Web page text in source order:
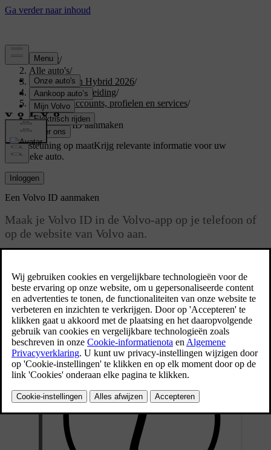
Support/
Alle auto's/
XC60 Plug-in Hybrid 2026/
Gebruikershandleiding/
Gebruikersaccounts, profielen en services/
Volvo ID/
Een Volvo ID aanmaken
Ondersteuning op maatKrijg relevante informatie voor uw
specifieke auto.
Inloggen
Een Volvo ID aanmaken
Maak je Volvo ID in de Volvo-app op je telefoon of
op de website van Volvo aan.
dan of de nieuwste versie op je telefoon is geïnstalleerd.
Open de app op je telefoon of ga naarvolvocars.com .